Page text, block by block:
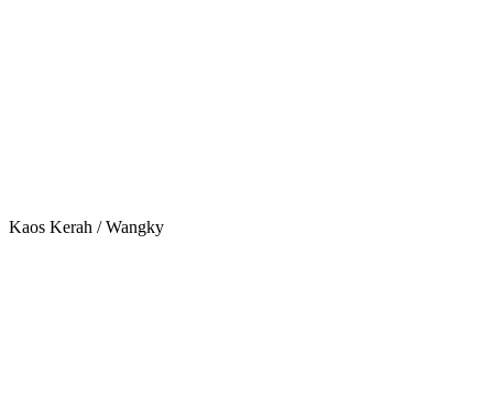
Kaos Kerah / Wangky